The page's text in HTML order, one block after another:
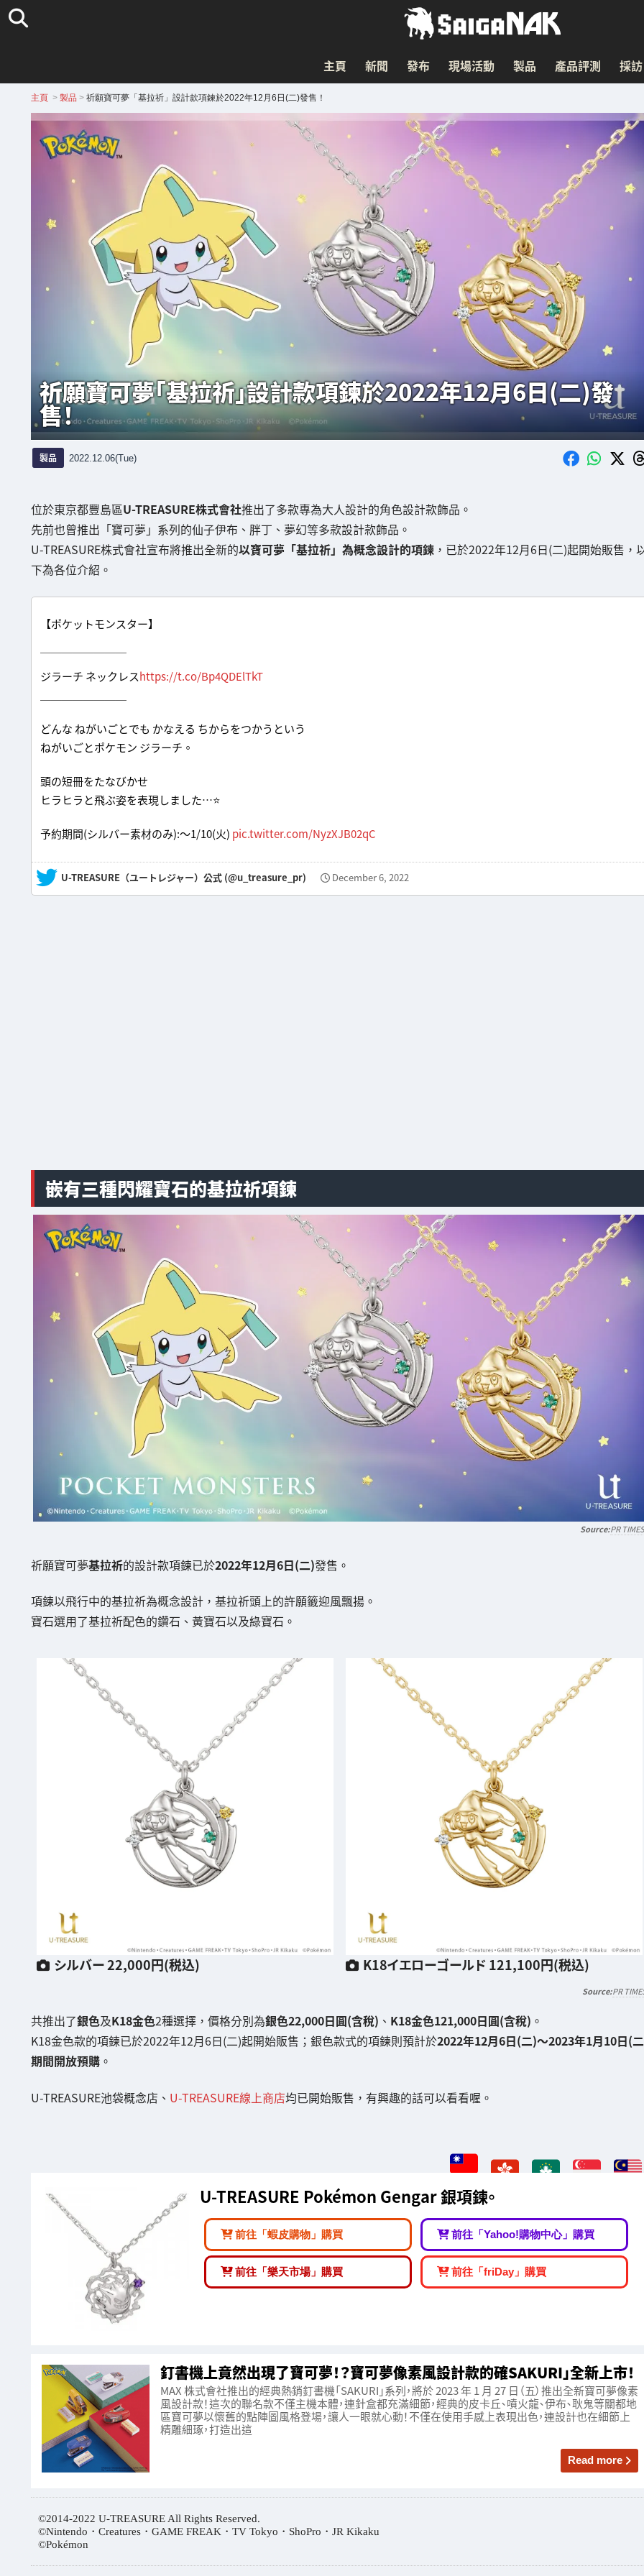
主頁 新聞 發布 現場活動 製品 產品評測 採訪
主頁 > 製品 > 祈願寶可夢「基拉祈」設計款項鍊於2022年12月6日(二)發售！
祈願寶可夢「基拉祈」設計款項鍊於2022年12月6日(二)發
售！
製品 2022.12.06(Tue)
位於東京都豐島區U-TREASURE株式會社推出了多款專為大人設計的角色設計款飾品。
先前也曾推出「寶可夢」系列的仙子伊布、胖丁、夢幻等多款設計款飾品。
U-TREASURE株式會社宣布將推出全新的以寶可夢「基拉祈」為概念設計的項鍊，已於2022年12月6日(二)起開始販售，
下為各位介紹。
【ポケットモンスター】
￣￣￣￣￣￣￣￣
ジラーチ ネックレスhttps://t.co/Bp4QDElTkT
どんな ねがいごとでも かなえる ちからをつかうという
ねがいごとポケモン ジラーチ。
頭の短冊をたなびかせ
ヒラヒラと飛ぶ姿を表現しました…⭐️
予約期間(シルバー素材のみ):～1/10(火) pic.twitter.com/NyzXJB02qC
— U-TREASURE（ユートレジャー）公式 (@u_treasure_pr) December 6, 2022
嵌有三種閃耀寶石的基拉祈項鍊
PR TIMES
祈願寶可夢基拉祈的設計款項鍊已於2022年12月6日(二)發售。
項鍊以飛行中的基拉祈為概念設計，基拉祈頭上的許願籤迎風飄揚。
寶石選用了基拉祈配色的鑽石、黃寶石以及綠寶石。
シルバー 22,000円(税込) K18イエローゴールド 121,100円(税込)
PR
共推出了銀色及K18金色2種選擇，價格分別為銀色22,000日圓(含稅) 、 K18金色121,000日圓(含稅) 。
K18金色款的項鍊已於2022年12月6日(二)起開始販售；銀色款式的項鍊則預計於2022年12月6日(二)～2023年1月10日(
期間開放預購。
U-TREASURE池袋概念店、 U-TREASURE線上商店均已開始販售，有興趣的話可以看看喔。
U-TREASURE Pokémon Gengar 銀項鍊。
前往「蝦皮購物」購買 前往「Yahoo!購物中心」購買
前往「樂天市場」購買 前往「friDay」購買
釘書機上竟然出現了寶可夢！？寶可夢像素風設計款的確SAKURI」全新上市！
MAX 株式會社推出的經典熱銷釘書機「SAKURI」系列，將於 2023 年 1 月 27 日（五）推出全新寶可夢像素
風設計款！這次的聯名款不僅主機本體，連針盒都充滿細節，經典的皮卡丘、噴火龍、伊布、耿鬼等關都地
區寶可夢以懷舊的點陣圖風格登場，讓人一眼就心動！不僅在使用手感上表現出色，連設計也在細節上
精雕細琢，打造出這
Read more
©2014-2022 U-TREASURE All Rights Reserved.
©Nintendo・Creatures・GAME FREAK・TV Tokyo・ShoPro・JR Kikaku
©Pokémon